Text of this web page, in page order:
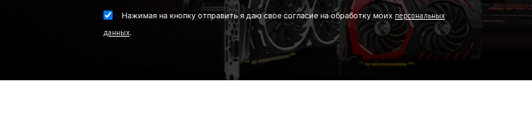
Нажимая на кнопку отправить я даю свое согласие на обработку моих персональных
данных.